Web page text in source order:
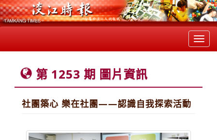
第 1253 期 圖片資訊
社團築心 樂在社團——認識自我探索活動